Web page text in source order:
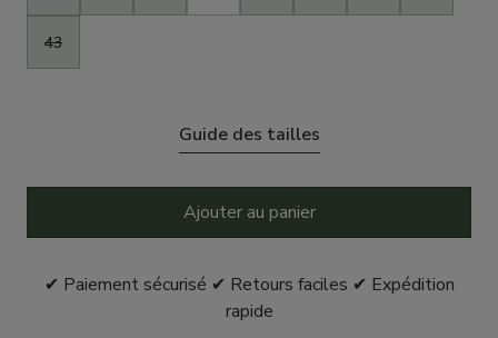
43
Guide des tailles
Ajouter au panier
✔ Paiement sécurisé ✔ Retours faciles ✔ Expédition
rapide